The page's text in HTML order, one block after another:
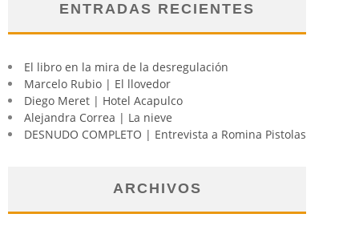
ENTRADAS RECIENTES
El libro en la mira de la desregulación
Marcelo Rubio | El llovedor
Diego Meret | Hotel Acapulco
Alejandra Correa | La nieve
DESNUDO COMPLETO | Entrevista a Romina Pistolas
ARCHIVOS